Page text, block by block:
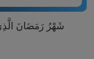
شَهْرُ رَمَضَانَ